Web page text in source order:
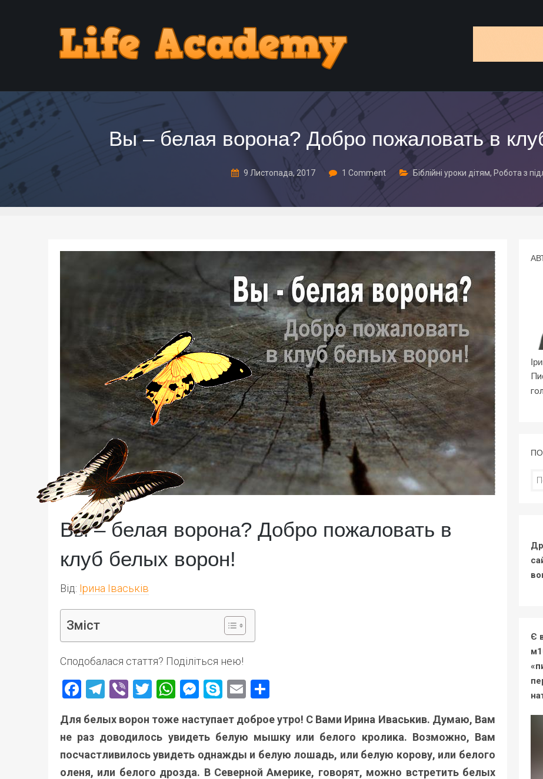
Вы – белая ворона? Добро пожаловать в
9 Листопада, 2017 1 Comment Біблійні уроки дітям, Робота з
Вы – белая ворона? Добро пожаловать в
клуб белых ворон!
Від: Ірина Іваськів
Зміст
Сподобалася стаття? Поділіться нею!
Facebook
Telegram
ViberTwitter
WhatsApp
Messenger
Skype
Email
Для белых ворон тоже наступает доброе утро! С Вами Ирина Иваськив. Думаю, Вам
не раз доводилось увидеть белую мышку или белого кролика. Возможно, Вам
посчастливилось увидеть однажды и белую лошадь, или белую корову, или белого
оленя, или белого дрозда. В Северной Америке, говорят, можно встретить белых
Є